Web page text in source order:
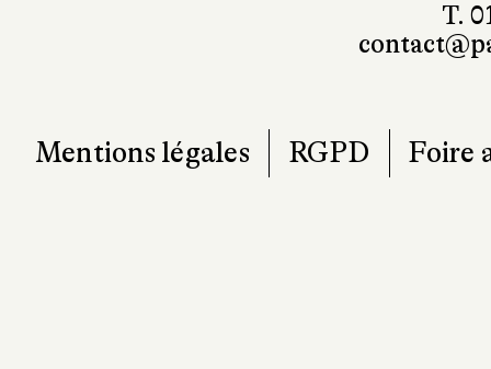
T.
Mentions légales RGPD Foire